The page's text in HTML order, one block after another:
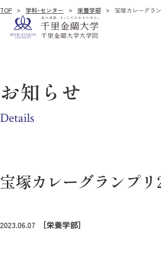
TOP 学科・センター 栄養学部 宝塚カレーグラ
お知らせ
Details
宝塚カレーグランプ
2023.06.07 ［栄養学部］